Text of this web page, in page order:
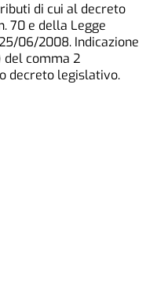
di cui al decreto
70 e della Legge
06/2008. Indicazione
comma 2
decreto legislativo.